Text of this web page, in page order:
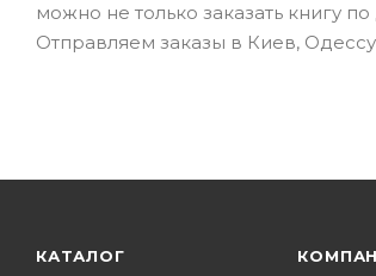
можно не только заказать книгу
Отправляем заказы в Киев,
КАТАЛОГ